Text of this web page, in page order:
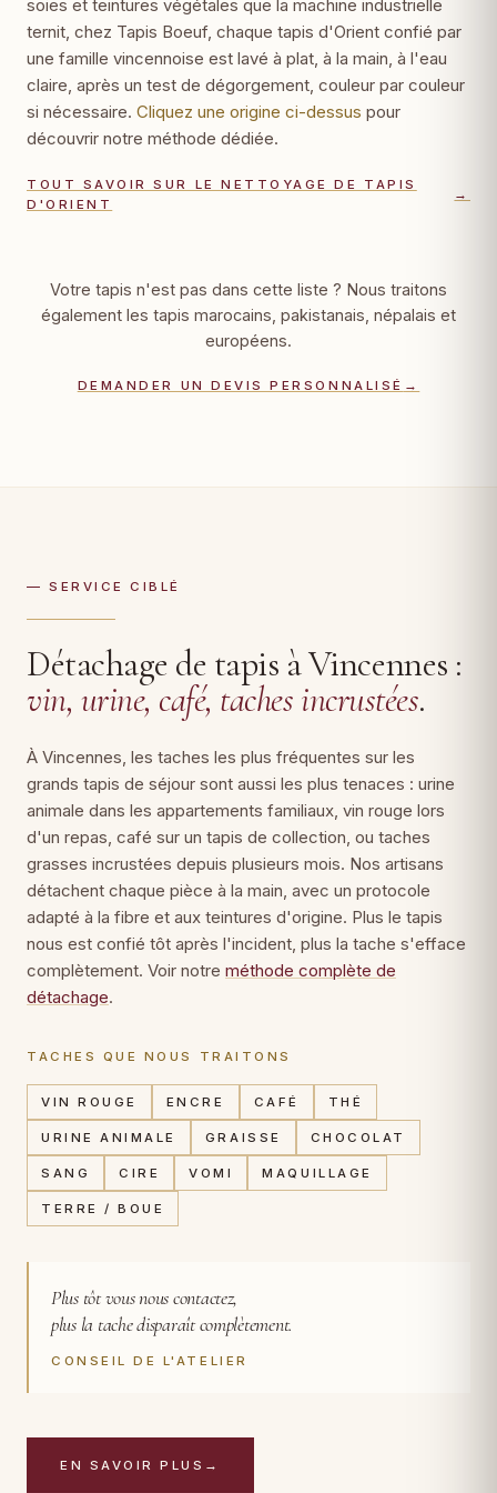
soies et teintures végétales que la machine industrielle
ternit, chez Tapis Boeuf, chaque tapis d'Orient confié par
une famille vincennoise est lavé à plat, à la main, à l'eau
claire, après un test de dégorgement, couleur par couleur
si nécessaire. Cliquez une origine ci-dessus pour
découvrir notre méthode dédiée.
TOUT SAVOIR SUR LE NETTOYAGE DE TAPIS
D'ORIENT
→
Votre tapis n'est pas dans cette liste ? Nous traitons
également les tapis marocains, pakistanais, népalais et
européens.
DEMANDER UN DEVIS PERSONNALISÉ →
— SERVICE CIBLÉ
Détachage de tapis à Vincennes :
vin, urine, café, taches incrustées.
À Vincennes, les taches les plus fréquentes sur les
grands tapis de séjour sont aussi les plus tenaces : urine
animale dans les appartements familiaux, vin rouge lors
d'un repas, café sur un tapis de collection, ou taches
grasses incrustées depuis plusieurs mois. Nos artisans
détachent chaque pièce à la main, avec un protocole
adapté à la fibre et aux teintures d'origine. Plus le tapis
nous est confié tôt après l'incident, plus la tache s'efface
complètement. Voir notre méthode complète de
détachage.
TACHES QUE NOUS TRAITONS
VIN ROUGE ENCRE CAFÉ THÉ
URINE ANIMALE GRAISSE CHOCOLAT
SANG CIRE VOMI MAQUILLAGE
TERRE / BOUE
Plus tôt vous nous contactez,
plus la tache disparaît complètement.
CONSEIL DE L'ATELIER
EN SAVOIR PLUS →
CAS TRAITÉ